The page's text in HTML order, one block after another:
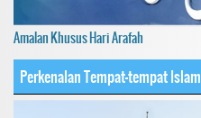
Amalan Khusus Hari Arafah
Perkenalan Tempat-tempat Islam